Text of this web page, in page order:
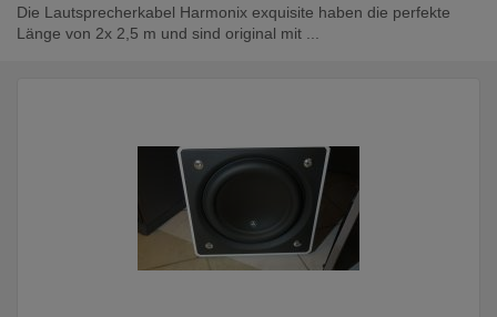
Die Lautsprecherkabel Harmonix exquisite haben die perfekte
Länge von 2x 2,5 m und sind original mit ...